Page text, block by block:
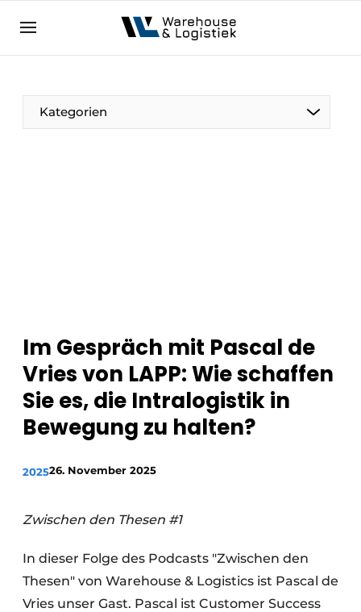
NL EN
Kategorien
Im Gespräch mit Pascal de
Vries von LAPP: Wie schaffen
Sie es, die Intralogistik in
Bewegung zu halten?
202526. November 2025
Zwischen den Thesen #1
In dieser Folge des Podcasts "Zwischen den
Thesen" von Warehouse & Logistics ist Pascal de
Vries unser Gast. Pascal ist Customer Success